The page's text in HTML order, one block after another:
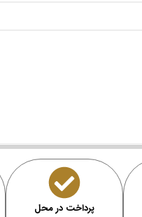
پرداخت در محل